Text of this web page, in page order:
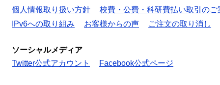
個人情報取り扱い方針
校費・公費・科研費払い取引のご
IPv6への取り組み
お客様からの声 ご注文の取り消し
ソーシャルメディア
Twitter公式アカウント
Facebook公式ページ